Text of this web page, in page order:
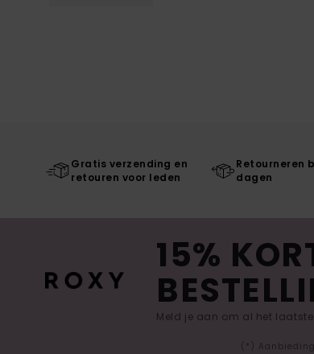
Gratis verzending en
retouren voor leden
Retourneren
dagen
15%
Meld je aan om al het
(*)